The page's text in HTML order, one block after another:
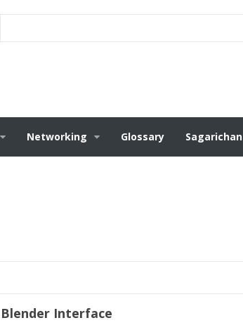
Networking Glossary Sagarichan
Blender Interface